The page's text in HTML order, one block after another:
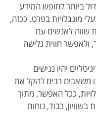
ביותר לחופש המידע
מוגבלויות בפרט. ככזה,
שווה לאנשים עם
ולאפשר חווית גלישה
יהיו נגישים
משאבים רבים להקל את
ככל האפשר, מתוך
כבוד, נוחות